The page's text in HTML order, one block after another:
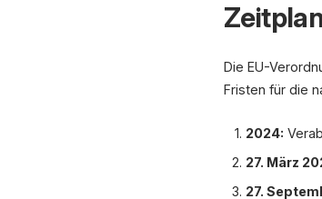
Die EU-
Fristen für die
2024:
27. März
27.